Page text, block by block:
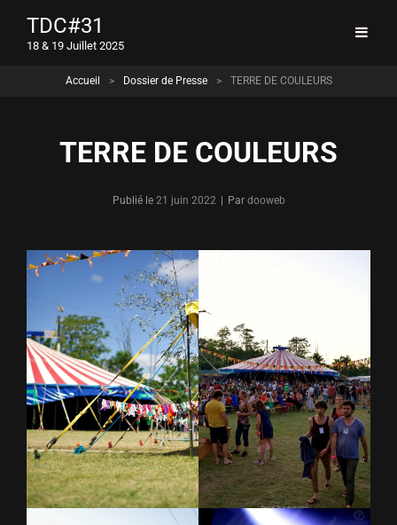
TDC#31
18 & 19 Juillet 2025
Accueil > Dossier de Presse > TERRE DE COULEURS
TERRE DE COULEURS
Publié le 21 juin 2022 Par Byline
dooweb